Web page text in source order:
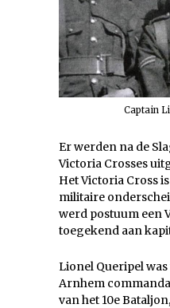
Captain
Er werden na de
Victoria Crosses
Het Victoria Cross
militaire
werd postuum een
toegekend aan
Lionel Queripel
Arnhem
van het 10e